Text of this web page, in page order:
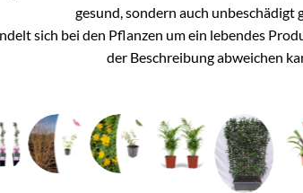
gesund, sondern auch unbeschädigt
sich bei den Pflanzen um ein lebendes
der Beschreibung abweichen